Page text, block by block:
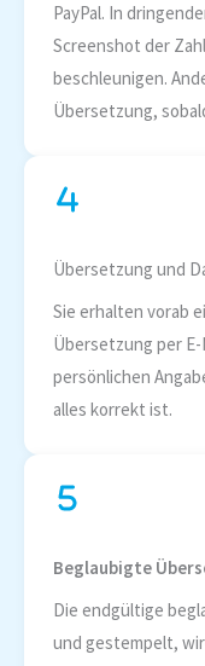
PayPal. In
Screenshot der
beschleunigen.
Übersetzung,
Übersetzung und
Sie erhalten vorab
Übersetzung per
persönlichen
alles korrekt ist.
Beglaubigte
Die endgültige
und gestempelt,